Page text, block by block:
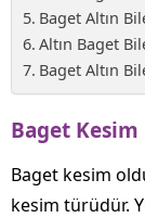
Baget Altın
Altın Baget
Baget Altın
Baget
Baget kesim
kesim türüdür.